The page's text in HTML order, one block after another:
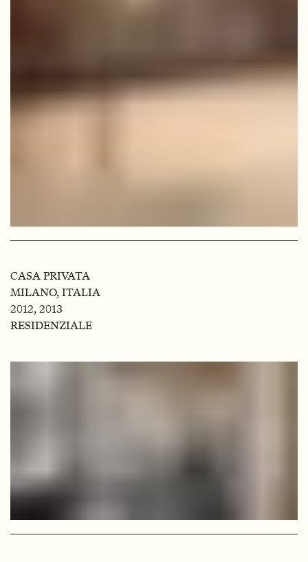
CASA PRIVATA
MILANO, ITALIA
2012, 2013
RESIDENZIALE